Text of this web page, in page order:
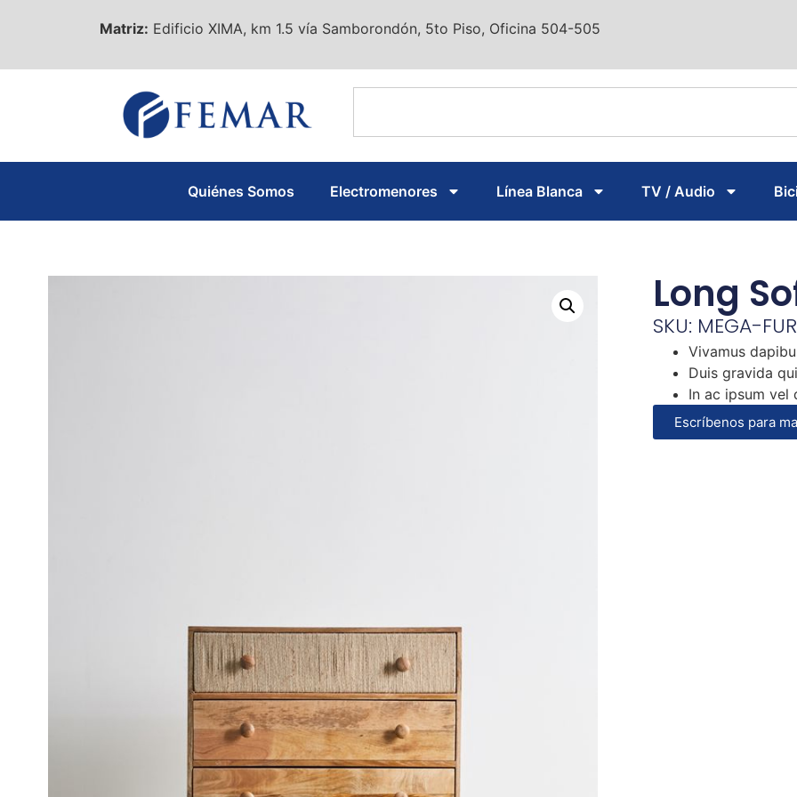
Matriz: Edificio XIMA, km 1.5 vía Samborondón, 5to Piso, Oficina 504-505
Quiénes Somos Electromenores Línea Blanca TV / Audio
Long
SKU: MEGA-
Vivamus
Duis gravida
In ac ipsum vel
Escríbenos para